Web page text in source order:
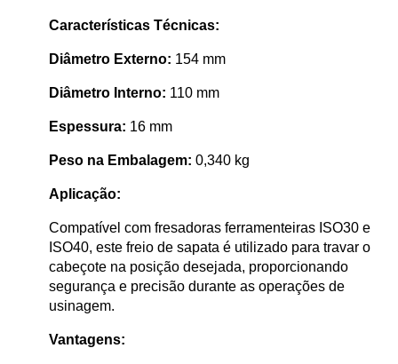
Características Técnicas:
Diâmetro Externo: 154 mm
Diâmetro Interno: 110 mm
Espessura: 16 mm
Peso na Embalagem: 0,340 kg
Aplicação:
Compatível com fresadoras ferramenteiras ISO30 e
ISO40, este freio de sapata é utilizado para travar o
cabeçote na posição desejada, proporcionando
segurança e precisão durante as operações de
usinagem.
Vantagens: